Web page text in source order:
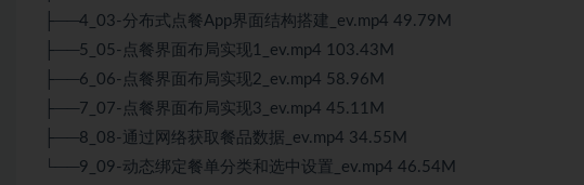
├──4_03-分布式点餐App界面结构搭建_ev.mp4 49.79M
├──5_05-点餐界面布局实现1_ev.mp4 103.43M
├──6_06-点餐界面布局实现2_ev.mp4 58.96M
├──7_07-点餐界面布局实现3_ev.mp4 45.11M
├──8_08-通过网络获取餐品数据_ev.mp4 34.55M
└──9_09-动态绑定餐单分类和选中设置_ev.mp4 46.54M